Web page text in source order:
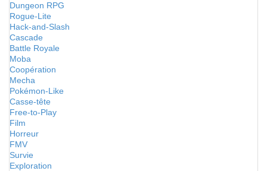
Dungeon RPG
Rogue-Lite
Hack-and-Slash
Cascade
Battle Royale
Moba
Coopération
Mecha
Pokémon-Like
Casse-tête
Free-to-Play
Film
Horreur
FMV
Survie
Exploration